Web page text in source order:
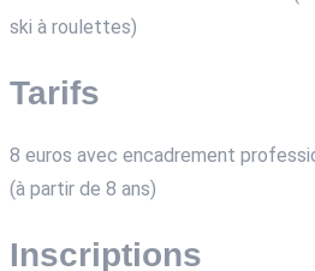
ski à roulettes)
Tarifs
8 euros avec encadrement
(à partir de 8 ans)
Inscriptions